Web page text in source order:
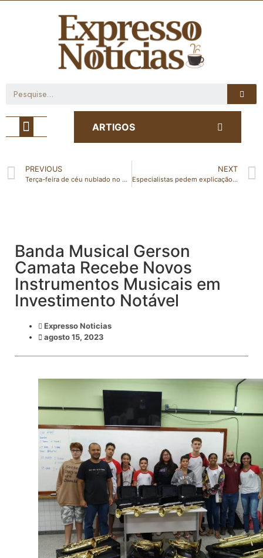
ARTIGOS
PREVIOUS
Terça-feira de céu nublado no Espírito Santo; veja a previsão
NEXT
Especialistas pedem explicação sobre app instalado sem permissão
Banda Musical Gerson
Camata Recebe Novos
Instrumentos Musicais em
Investimento Notável
Expresso Noticias
agosto 15, 2023